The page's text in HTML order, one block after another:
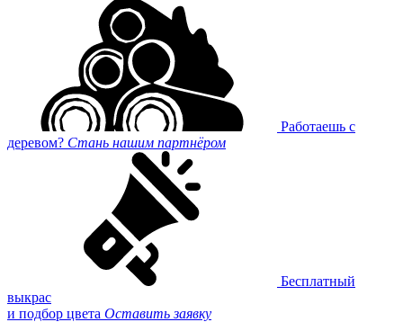
Работаешь с
деревом? Стань нашим партнёром
Бесплатный
выкрас
и подбор цвета Оставить заявку